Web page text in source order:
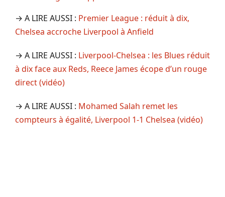
→ A LIRE AUSSI : Premier League : réduit à dix,
Chelsea accroche Liverpool à Anfield
→ A LIRE AUSSI : Liverpool-Chelsea : les Blues réduit
à dix face aux Reds, Reece James écope d’un rouge
direct (vidéo)
→ A LIRE AUSSI : Mohamed Salah remet les
compteurs à égalité, Liverpool 1-1 Chelsea (vidéo)